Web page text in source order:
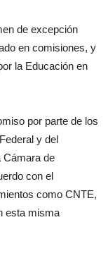
de excepción
en comisiones, y
la Educación en
por parte de los
y del
Cámara de
con el
como CNTE,
esta misma